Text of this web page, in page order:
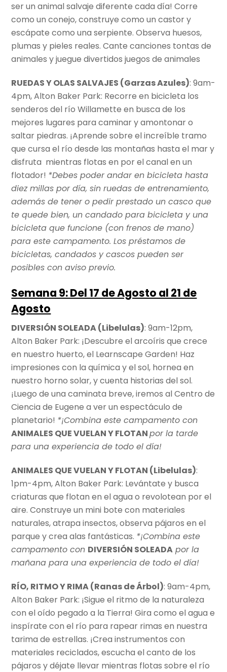
ser un animal salvaje diferente cada día! Corre
como un conejo, construye como un castor y
escápate como una serpiente. Observa huesos,
plumas y pieles reales. Cante canciones tontas de
animales y juegue divertidos juegos de animales
RUEDAS Y OLAS SALVAJES (Garzas Azules): 9am-
4pm, Alton Baker Park: Recorre en bicicleta los
senderos del río Willamette en busca de los
mejores lugares para caminar y amontonar o
saltar piedras. ¡Aprende sobre el increíble tramo
que cursa el río desde las montañas hasta el mar y
disfruta mientras flotas en por el canal en un
flotador! *Debes poder andar en bicicleta hasta
diez millas por día, sin ruedas de entrenamiento,
además de tener o pedir prestado un casco que
te quede bien, un candado para bicicleta y una
bicicleta que funcione (con frenos de mano)
para este campamento. Los préstamos de
bicicletas, candados y cascos pueden ser
posibles con aviso previo.
Semana 9: Del 17 de Agosto al 21 de
Agosto
DIVERSIÓN SOLEADA (Libelulas): 9am-12pm,
Alton Baker Park: ¡Descubre el arcoíris que crece
en nuestro huerto, el Learnscape Garden! Haz
impresiones con la química y el sol, hornea en
nuestro horno solar, y cuenta historias del sol.
¡Luego de una caminata breve, iremos al Centro de
Ciencia de Eugene a ver un espectáculo de
planetario! *¡Combina este campamento con
ANIMALES QUE VUELAN Y FLOTANpor la tarde
para una experiencia de todo el día!
ANIMALES QUE VUELAN Y FLOTAN (Libelulas):
1pm-4pm, Alton Baker Park: Levántate y busca
criaturas que flotan en el agua o revolotean por el
aire. Construye un mini bote con materiales
naturales, atrapa insectos, observa pájaros en el
parque y crea alas fantásticas. *¡Combina este
campamento con DIVERSIÓN SOLEADA por la
mañana para una experiencia de todo el día!
RÍO, RITMO Y RIMA (Ranas de Árbol): 9am-4pm,
Alton Baker Park: ¡Sigue el ritmo de la naturaleza
con el oído pegado a la Tierra! Gira como el agua e
inspírate con el río para rapear rimas en nuestra
tarima de estrellas. ¡Crea instrumentos con
materiales reciclados, escucha el canto de los
pájaros y déjate llevar mientras flotas sobre el río